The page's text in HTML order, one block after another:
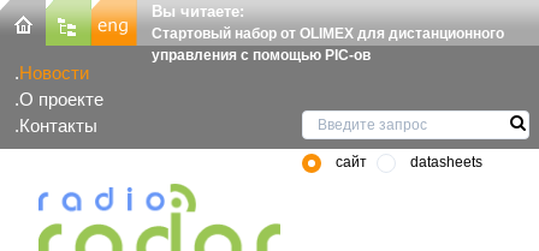
Вы читаете:
Стартовый набор от OLIMEX для дистанционного
управления с помощью PIC-ов
Новости
О проекте
Контакты
сайт datasheets